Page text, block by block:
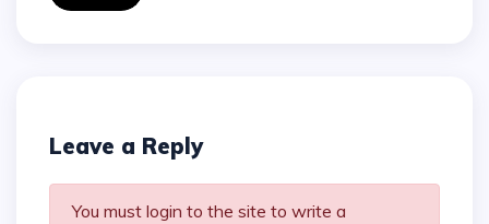
Leave a Reply
You must login to the site to write a